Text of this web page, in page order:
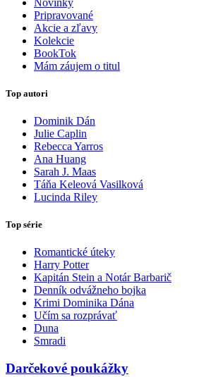
Pripravované
Akcie a zľavy
Kolekcie
BookTok
Mám záujem o titul
Top autori
Dominik Dán
Julie Caplin
Rebecca Yarros
Ana Huang
Sarah J. Maas
Táňa Keleová Vasilková
Lucinda Riley
Top série
Romantické úteky
Harry Potter
Kapitán Stein a Notár Barbarič
Denník odvážneho bojka
Krimi Dominika Dána
Učím sa rozprávať
Duna
Smradi
Darčekové poukážky